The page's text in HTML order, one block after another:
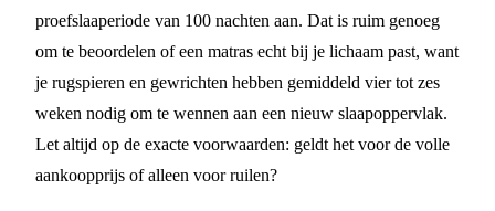
proefslaaperiode van 100 nachten aan. Dat is ruim genoeg
om te beoordelen of een matras echt bij je lichaam past, want
je rugspieren en gewrichten hebben gemiddeld vier tot zes
weken nodig om te wennen aan een nieuw slaapoppervlak.
Let altijd op de exacte voorwaarden: geldt het voor de volle
aankoopprijs of alleen voor ruilen?